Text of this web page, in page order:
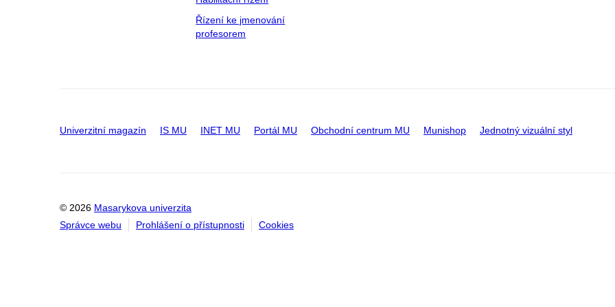
Řízení ke jmenování
profesorem
Univerzitní magazín IS MU INET MU Portál MU Obchodní centrum MU Munishop Jednotný vizuální styl
© 2026 Masarykova univerzita
Správce webu
Prohlášení o přístupnosti Cookies